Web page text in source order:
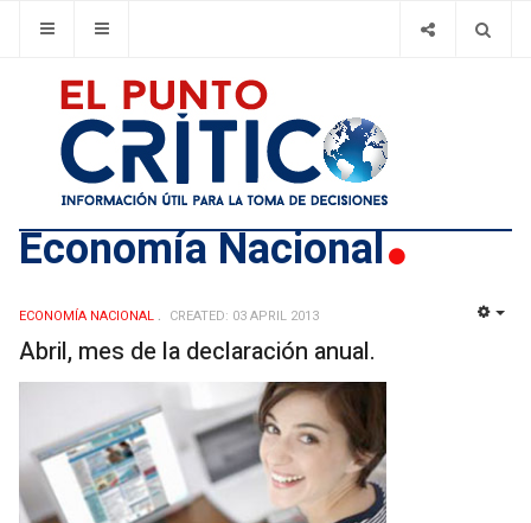
Economí­a Nacional
ECONOMÍ­A NACIONAL CREATED: 03 APRIL 2013
Abril, mes de la declaración anual.